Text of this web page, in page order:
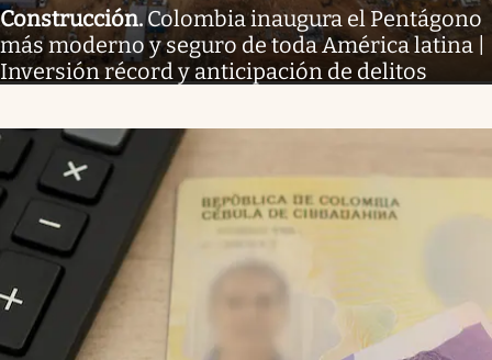
Construcción.Colombia inaugura el Pentágono
más moderno y seguro de toda América latina |
Inversión récord y anticipación de delitos